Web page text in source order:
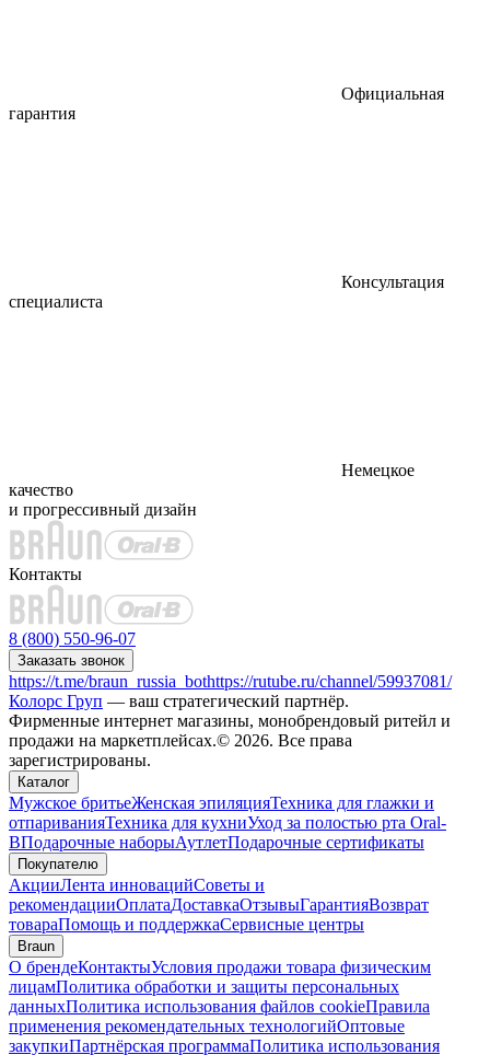
Официальная
гарантия
Консультация
специалиста
Немецкое
качество
и прогрессивный дизайн
Контакты
8 (800) 550-96-07
Заказать звонок
https://t.me/braun_russia_bothttps://rutube.ru/channel/59937081/
Колорс Груп — ваш стратегический партнёр.
Фирменные интернет магазины, монобрендовый ритейл и
продажи на маркетплейсах.© 2026. Все права
зарегистрированы.
Каталог
Мужское бритьеЖенская эпиляцияТехника для глажки и
отпариванияТехника для кухниУход за полостью рта Oral-
BПодарочные наборыАутлетПодарочные сертификаты
Покупателю
АкцииЛента инновацийСоветы и
рекомендацииОплатаДоставкаОтзывыГарантияВозврат
товараПомощь и поддержкаСервисные центры
Braun
О брендеКонтактыУсловия продажи товара физическим
лицамПолитика обработки и защиты персональных
данныхПолитика использования файлов cookieПравила
применения рекомендательных технологийОптовые
закупкиПартнёрская программаПолитика использования